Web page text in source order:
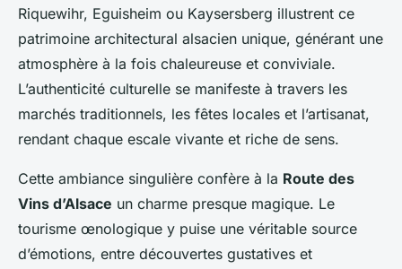
Riquewihr, Eguisheim ou Kaysersberg illustrent ce
patrimoine architectural alsacien unique, générant une
atmosphère à la fois chaleureuse et conviviale.
L’authenticité culturelle se manifeste à travers les
marchés traditionnels, les fêtes locales et l’artisanat,
rendant chaque escale vivante et riche de sens.
Cette ambiance singulière confère à la Route des
Vins d’Alsace un charme presque magique. Le
tourisme œnologique y puise une véritable source
d’émotions, entre découvertes gustatives et